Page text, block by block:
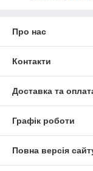
Про нас
Контакти
Доставка та
Графік роботи
Повна версія